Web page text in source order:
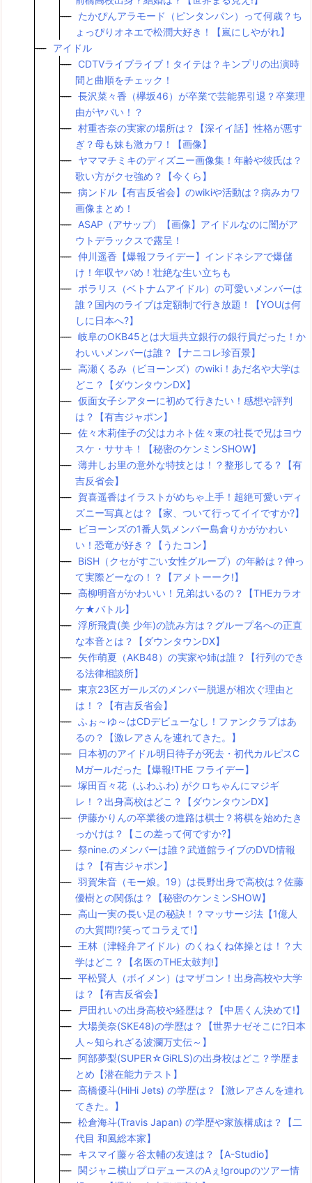
たかぴんアラモード（ピンタンパン）って何歳？ち
ょっぴりオネエで松潤大好き！【嵐にしやがれ】
アイドル
CDTVライブライブ！タイテは？キンプリの出演時
間と曲順をチェック！
長沢菜々香（欅坂46）が卒業で芸能界引退？卒業理
由がヤバい！？
村重杏奈の実家の場所は？【深イイ話】性格が悪す
ぎ？母も妹も激カワ！【画像】
ヤママチミキのディズニー画像集！年齢や彼氏は？
歌い方がクセ強め？【今くら】
病ンドル【有吉反省会】のwikiや活動は？病みカワ
画像まとめ！
ASAP（アサップ）【画像】アイドルなのに闇がア
ウトデラックスで露呈！
仲川遥香【爆報フライデー】インドネシアで爆儲
け！年収ヤバめ！壮絶な生い立ちも
ポラリス（ベトナムアイドル）の可愛いメンバーは
誰？国内のライブは定額制で行き放題！【YOUは何
しに日本へ?】
岐阜のOKB45とは大垣共立銀行の銀行員だった！か
わいいメンバーは誰？【ナニコレ珍百景】
高瀬くるみ（ビヨーンズ）のwiki！あだ名や大学は
どこ？【ダウンタウンDX】
仮面女子シアターに初めて行きたい！感想や評判
は？【有吉ジャポン】
佐々木莉佳子の父はカネト佐々東の社長で兄はヨウ
スケ・ササキ！【秘密のケンミンSHOW】
薄井しお里の意外な特技とは！？整形してる？【有
吉反省会】
賀喜遥香はイラストがめちゃ上手！超絶可愛いディ
ズニー写真とは？【家、ついて行ってイイですか?】
ビヨーンズの1番人気メンバー島倉りかがかわい
い！恐竜が好き？【うたコン】
BiSH（クセがすごい女性グループ）の年齢は？仲っ
て実際どーなの！？【アメトーーク!】
高柳明音がかわいい！兄弟はいるの？【THEカラオ
ケ★バトル】
浮所飛貴(美 少年)の読み方は？グループ名への正直
な本音とは？【ダウンタウンDX】
矢作萌夏（AKB48）の実家や姉は誰？【行列のでき
る法律相談所】
東京23区ガールズのメンバー脱退が相次ぐ理由と
は！？【有吉反省会】
ふぉ～ゆ～はCDデビューなし！ファンクラブはあ
るの？【激レアさんを連れてきた。】
日本初のアイドル明日待子が死去・初代カルピスC
Mガールだった【爆報!THE フライデー】
塚田百々花（ふわふわ) がクロちゃんにマジギ
レ！？出身高校はどこ？【ダウンタウンDX】
伊藤かりんの卒業後の進路は棋士？将棋を始めたき
っかけは？【この差って何ですか?】
祭nine.のメンバーは誰？武道館ライブのDVD情報
は？【有吉ジャポン】
羽賀朱音（モー娘。19）は長野出身で高校は？佐藤
優樹との関係は？【秘密のケンミンSHOW】
高山一実の長い足の秘訣！？マッサージ法【1億人
の大質問!?笑ってコラえて!】
王林（津軽弁アイドル）のくねくね体操とは！？大
学はどこ？【名医のTHE太鼓判!】
平松賢人（ボイメン）はマザコン！出身高校や大学
は？【有吉反省会】
戸田れいの出身高校や経歴は？【中居くん決めて!】
大場美奈(SKE48)の学歴は？【世界ナゼそこに?日本
人～知られざる波瀾万丈伝～】
阿部夢梨(SUPER☆GiRLS)の出身校はどこ？学歴ま
とめ【潜在能力テスト】
高橋優斗(HiHi Jets) の学歴は？【激レアさんを連れ
てきた。】
松倉海斗(Travis Japan) の学歴や家族構成は？【二
代目 和風総本家】
キスマイ藤ヶ谷太輔の友達は？【A-Studio】
関ジャニ横山プロデュースのAぇ!groupのツアー情